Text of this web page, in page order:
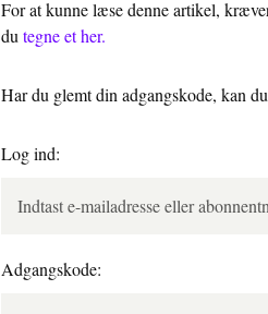
For at kunne læse denne artikel,
du tegne et her.
Har du glemt din adgangskode, kan du
Log ind:
Adgangskode: